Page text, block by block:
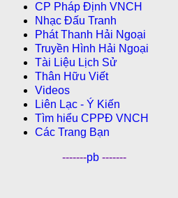
CP Pháp Ðịnh VNCH
Nhạc Đấu Tranh
Phát Thanh Hải Ngoại
Truyền Hình Hải Ngoại
Tài Liệu Lịch Sử
Thân Hữu Viết
Videos
Liên Lạc - Ý Kiến
Tìm hiểu CPPÐ VNCH
Các Trang Bạn
-------pb -------